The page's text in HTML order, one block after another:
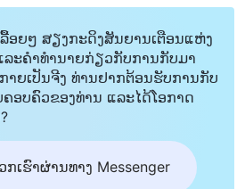
ອຍໆ ສຽງກະດິງສັນຍານເຕືອນແຫ່ງ
ະຄໍາທໍານາຍກ່ຽວກັບການກັບມາ
າຍເປັນຈີງ ທ່ານຢາກຕ້ອນຮັບການກັບ
ອບຄົວຂອງທ່ານ ແລະໄດ້ໂອກາດ
ເຮົາຜ່ານທາງ Messenger